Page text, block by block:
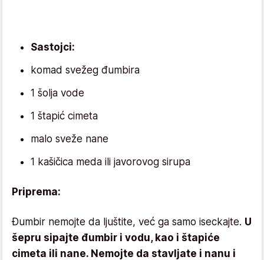
Sastojci:
komad svežeg đumbira
1 šolja vode
1 štapić cimeta
malo sveže nane
1 kašičica meda ili javorovog sirupa
Priprema:
Đumbir nemojte da ljuštite, već ga samo iseckajte. U
šepru sipajte đumbir i vodu, kao i štapiće
cimeta ili nane. Nemojte da stavljate i nanu i